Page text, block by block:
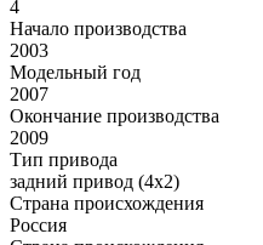
4
Начало производства
2003
Модельный год
2007
Окончание производства
2009
Тип привода
задний привод (4x2)
Страна происхождения
Россия